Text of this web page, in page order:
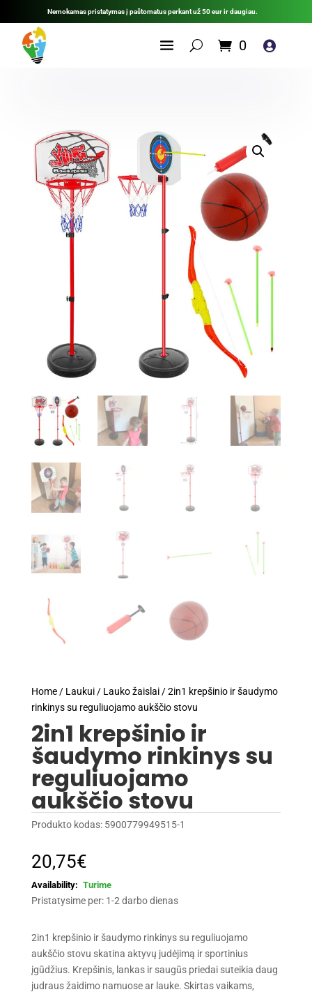
Nemokamas pristatymas į paštomatus perkant už 50 eur ir daugiau.
0 
Home/ Laukui/ Lauko žaislai/ 2in1 krepšinio ir šaudymo
rinkinys su reguliuojamo aukščio stovu
2in1 krepšinio ir
šaudymo rinkinys su
reguliuojamo
aukščio stovu
Produkto kodas: 5900779949515-1
20,75€
Turime
Pristatysime per: 1-2 darbo dienas
2in1 krepšinio ir šaudymo rinkinys su reguliuojamo
aukščio stovu skatina aktyvų judėjimą ir sportinius
įgūdžius. Krepšinis, lankas ir saugūs priedai suteikia daug
judraus žaidimo namuose ar lauke. Skirtas vaikams,